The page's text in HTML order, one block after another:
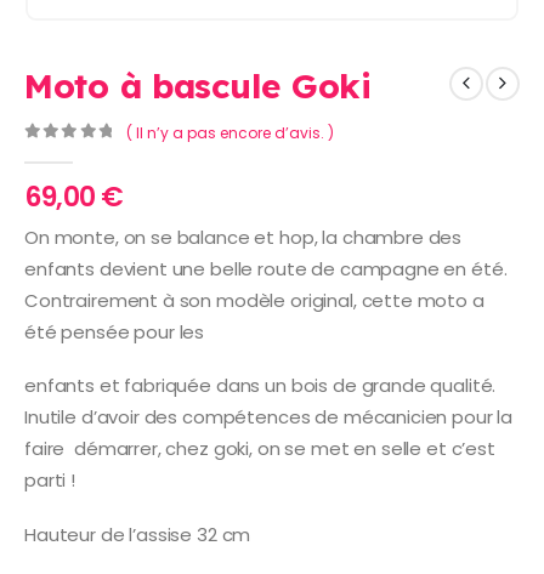
Moto à bascule Goki
( Il n’y a pas encore d’avis. )
69,00€
On monte, on se balance et hop, la chambre des
enfants devient une belle route de campagne en été.
Contrairement à son modèle original, cette moto a
été pensée pour les
enfants et fabriquée dans un bois de grande qualité.
Inutile d’avoir des compétences de mécanicien pour la
faire démarrer, chez goki, on se met en selle et c’est
parti !
Hauteur de l’assise 32 cm